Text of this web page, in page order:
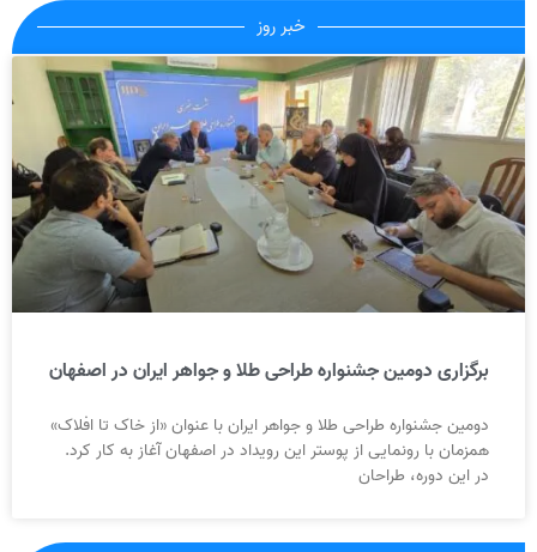
خبر روز
برگزاری دومین جشنواره طراحی طلا و جواهر ایران در اصفهان
دومین جشنواره طراحی طلا و جواهر ایران با عنوان «از خاک تا افلاک»
همزمان با رونمایی از پوستر این رویداد در اصفهان آغاز به کار کرد.
در این دوره، طراحان